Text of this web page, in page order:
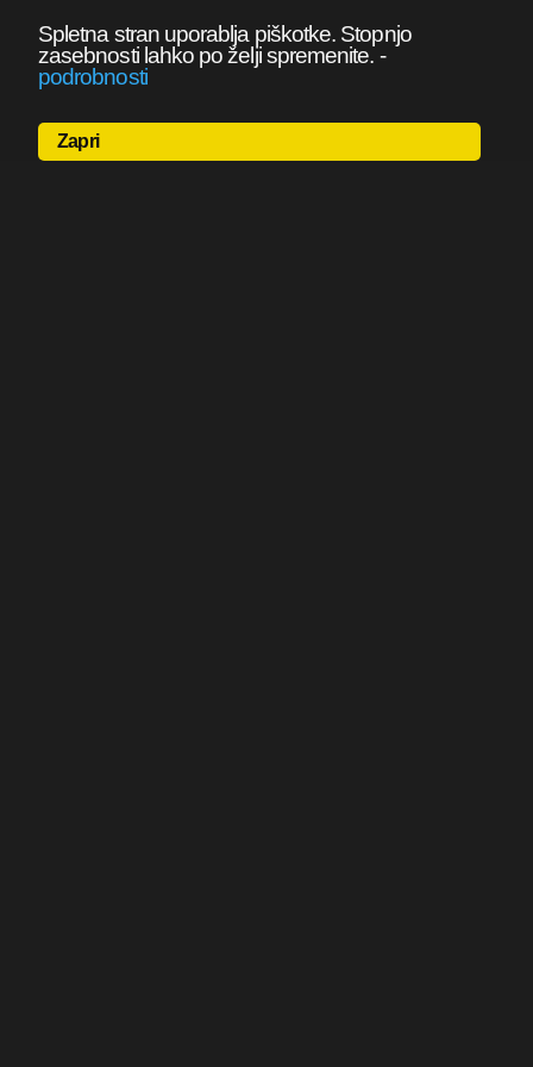
Spletna stran uporablja piškotke. Stopnjo
zasebnosti lahko po želji spremenite. -
podrobnosti
Zapri